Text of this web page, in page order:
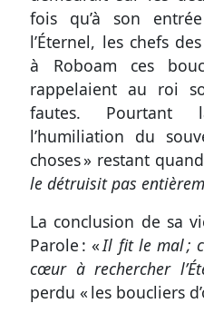
fois qu’à son
l’Éternel, les chefs
à Roboam ces
rappelaient au roi
fautes. Pourtant
l’humiliation du
choses » restant
le détruisit pas
La conclusion de sa
Parole : «Il fit le mal ;
cœur à rechercher
perdu « les boucliers